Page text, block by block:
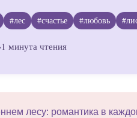
#лес #счастье #любовь
минута чтения
лесу: романтика в